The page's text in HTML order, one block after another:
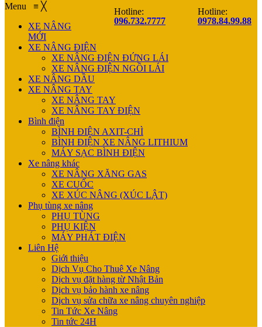
Hotline:
096.732.7777
Hotline:
0978.84.99.88
Menu ≡ ╳
XE NÂNG
MỚI
XE NÂNG ĐIỆN
XE NÂNG ĐIỆN ĐỨNG LÁI
XE NÂNG ĐIỆN NGỒI LÁI
XE NÂNG DẦU
XE NÂNG TAY
XE NÂNG TAY
XE NÂNG TAY ĐIỆN
Bình điện
BÌNH ĐIỆN AXIT-CHÌ
BÌNH ĐIỆN XE NÂNG LITHIUM
MÁY SẠC BÌNH ĐIỆN
Xe nâng khác
XE NÂNG XĂNG GAS
XE CUỐC
XE XÚC NÂNG (XÚC LẬT)
Phụ tùng xe nâng
PHỤ TÙNG
PHỤ KIỆN
MÁY PHÁT ĐIỆN
Liên Hệ
Giới thiệu
Dịch Vụ Cho Thuê Xe Nâng
Dịch vụ đặt hàng từ Nhật Bản
Dịch vụ bảo hành xe nâng
Dịch vụ sửa chữa xe nâng chuyên nghiệp
Tin Tức Xe Nâng
Tin tức 24H